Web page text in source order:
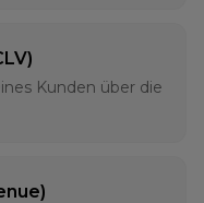
Kunden über die